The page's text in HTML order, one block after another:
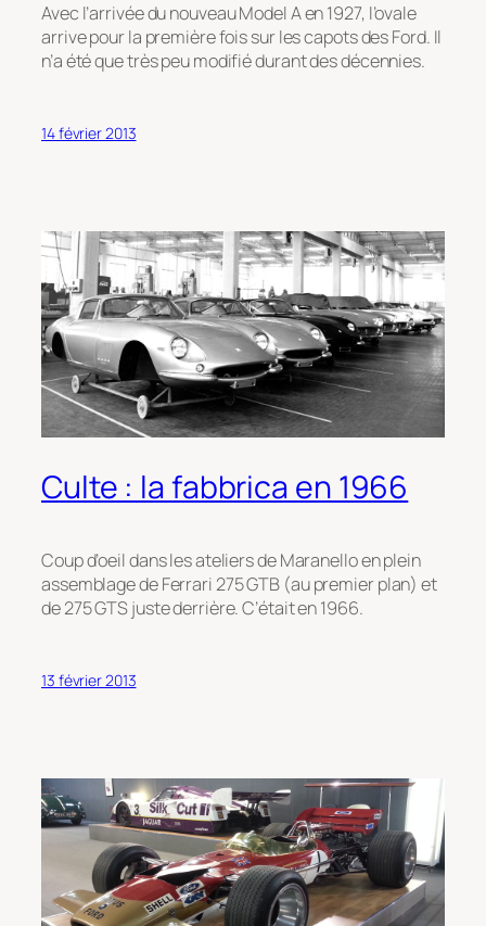
Avec l’arrivée du nouveau Model A en 1927, l’ovale
arrive pour la première fois sur les capots des Ford. Il
n’a été que très peu modifié durant des décennies.
14 février 2013
Culte : la fabbrica en 1966
Coup d’oeil dans les ateliers de Maranello en plein
assemblage de Ferrari 275 GTB (au premier plan) et
de 275 GTS juste derrière. C’était en 1966.
13 février 2013